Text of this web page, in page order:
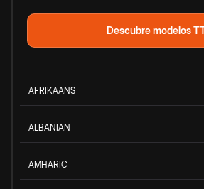
Descubre modelos
AFRIKAANS
ALBANIAN
AMHARIC